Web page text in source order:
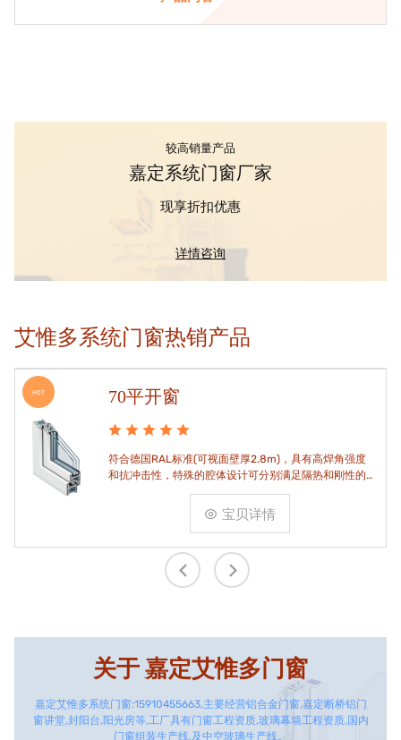
较高销量产品
嘉定系统门窗厂家
现享折扣优惠
详情咨询
艾惟多系统门窗热销产品
HOT 70平开窗
符合德国RAL标准(可视面壁厚2.8m)，具有高焊角强度
和抗冲击性，特殊的腔体设计可分别满足隔热和刚性的
宝贝详情
关于嘉定艾惟多门窗
嘉定艾惟多系统门窗:15910455663,主要经营铝合金门窗,嘉定断桥铝门
窗讲堂,封阳台,阳光房等,工厂具有门窗工程资质,玻璃幕墙工程资质,国内
门窗组装生产线,及中空玻璃生产线。